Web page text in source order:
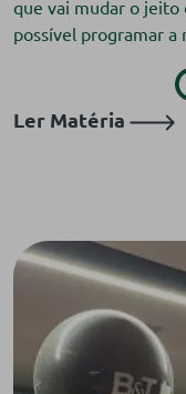
que vai mudar o
possível programar
Ler Matéria